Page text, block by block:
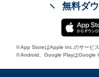
無料ダ
※App StoreはApple Inc.のサービス
※Android、Google PlayはGoogle